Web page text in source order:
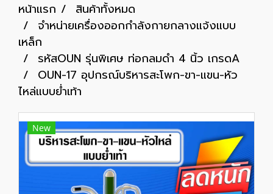
หน้าแรก
สินค้าทั้งหมด
จำหน่ายเครื่องออกกำลังกายกลางแจ้งแบบ
เหล็ก
รหัสOUN รุ่นพิเศษ ท่อกลมดำ 4 นิ้ว เกรดA
OUN-17 อุปกรณ์บริหารสะโพก-ขา-แขน-หัว
ไหล่แบบย่ำเท้า
New